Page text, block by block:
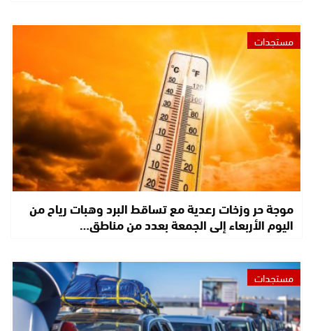
مستجدات
موجة حر وزخات رعدية مع تساقط البرد وهبات رياح من
اليوم الأربعاء إلى الجمعة بعدد من مناطق…
مستجدات